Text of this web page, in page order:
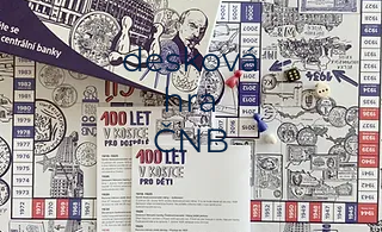
desková
hra
ČNB